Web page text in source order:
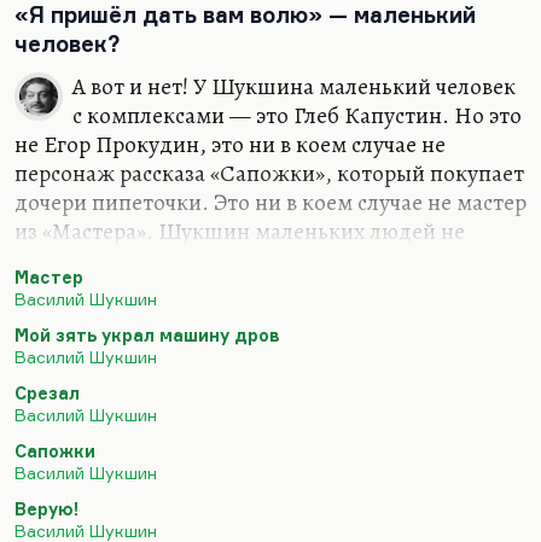
«Я пришёл дать вам волю» — маленький
человек?
А вот и нет! У Шукшина маленький человек
с комплексами — это Глеб Капустин. Но это
не Егор Прокудин, это ни в коем случае не
персонаж рассказа «Сапожки», который покупает
дочери пипеточки. Это ни в коем случае не мастер
из «Мастера». Шукшин маленьких людей не
дров» никак не маленький человек. Даже мужик
из рассказа «Верую!», одержимый такой тоской
по богу. И очень Шукшин прав, видя в этой тоске
пустоту в душе. И фельдшер из «Шире шаг,
маэстро!» никоим образом не маленький человек.
Маленький человек — это «Чередниченко и
цирк»: «Зачем вам эта багема?». Такое у меня есть
ощущение.
Мастер
Василий Шукшин
Мой зять украл машину дров
Василий Шукшин
Срезал
Василий Шукшин
Сапожки
Василий Шукшин
Верую!
Василий Шукшин